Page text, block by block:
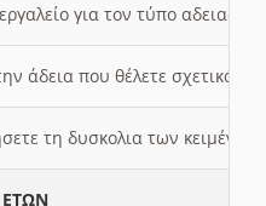
για τον τύπο αδειας
άδεια που θέλετε σχετικά
τη δυσκολια των
ΕΤΩΝ